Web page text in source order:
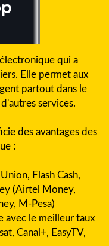
qui a
Elle permet aux
partout dans le
services.
des avantages des
:
Flash Cash,
(Airtel Money,
M-Pesa)
avec le meilleur taux
Canal+, EasyTV,